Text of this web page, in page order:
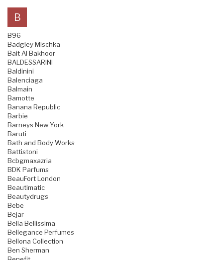
B
B96
Badgley Mischka
Bait Al Bakhoor
BALDESSARINI
Baldinini
Balenciaga
Balmain
Bamotte
Banana Republic
Barbie
Barneys New York
Baruti
Bath and Body Works
Battistoni
Bcbgmaxazria
BDK Parfums
BeauFort London
Beautimatic
Beautydrugs
Bebe
Bejar
Bella Bellissima
Bellegance Perfumes
Bellona Collection
Ben Sherman